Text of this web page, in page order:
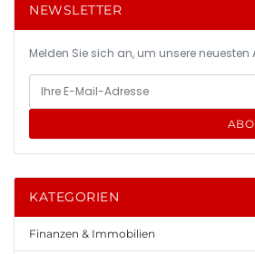
NEWSLETTER
Melden Sie sich an, um unsere
KATEGORIEN
Finanzen & Immobilien